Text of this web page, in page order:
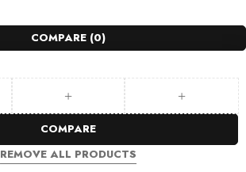
COMPARE (0)
COMPARE
REMOVE ALL PRODUCTS